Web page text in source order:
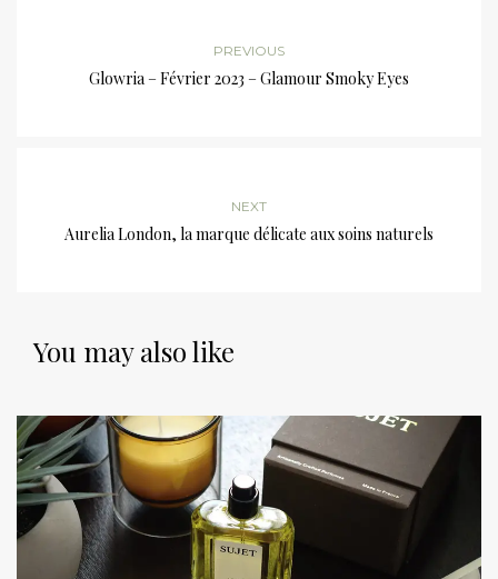
PREVIOUS
Glowria – Février 2023 – Glamour Smoky Eyes
NEXT
Aurelia London, la marque délicate aux soins naturels
You may also like